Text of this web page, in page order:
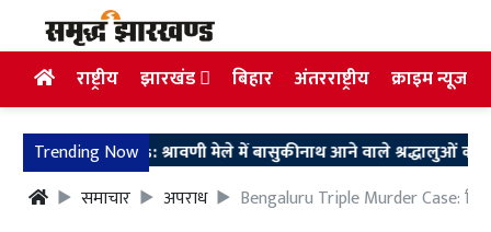
राष्ट्रीय झारखंड बिहार अंतरराष्ट्रीय क्राइम न्यूज
Trending Now
News: श्रावणी मेले में बासुकीनाथ आने वाले श्रद्धालुओं को परिजनों
समाचार
अपराध Bengaluru Triple Murder Case: